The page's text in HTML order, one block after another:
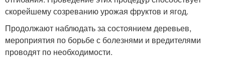
скорейшему созреванию урожая фруктов и ягод.
Продолжают наблюдать за состоянием деревьев,
мероприятия по борьбе с болезнями и вредителями
проводят по необходимости.